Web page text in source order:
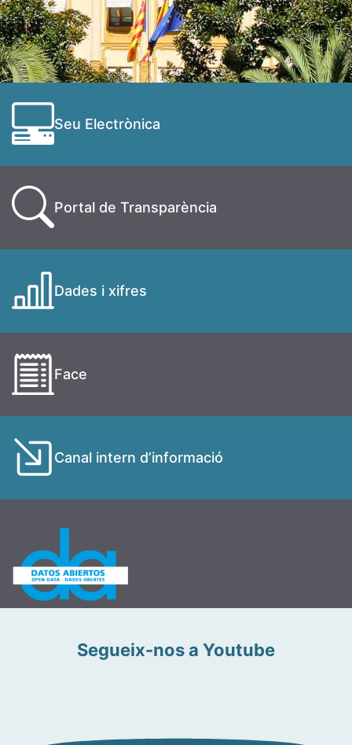
Seu Electrònica
Portal de Transparència
Dades i xifres
Face
Canal intern d’informació
Segueix-nos a Youtube